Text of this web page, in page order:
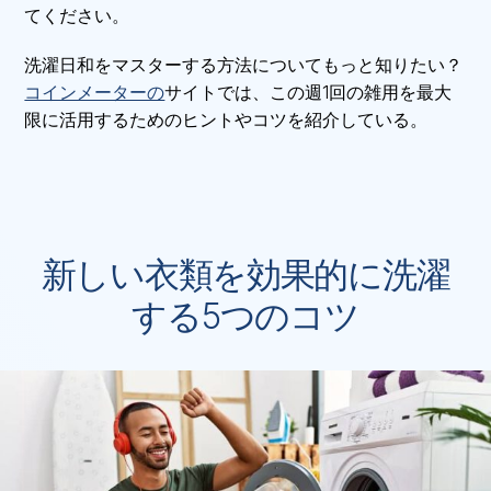
てください。
洗濯日和をマスターする方法についてもっと知りたい？
コインメーターのサイトでは、この週1回の雑用を最大
限に活用するためのヒントやコツを紹介している。
新しい衣類を効果的に洗濯
する5つのコツ